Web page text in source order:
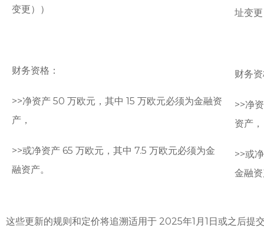
变更））
财务资格：
>>净资产 50 万欧元，其中 15 万欧元必须为金融资
产，
>>或净资产 65 万欧元，其中 7.5 万欧元必须为金
融资产。
址变
财务
>>净
资产，
>>或
金融
这些更新的规则和定价将追溯适用于 2025年1月1日或之后提